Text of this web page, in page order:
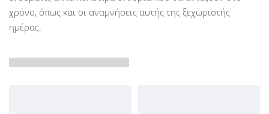
χρόνο, όπως και οι αναμνήσεις αυτής της ξεχωριστής
ημέρας.